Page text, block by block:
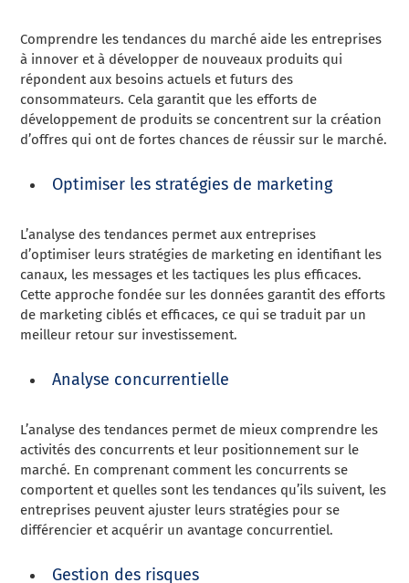
Comprendre les tendances du marché aide les entreprises
à innover et à développer de nouveaux produits qui
répondent aux besoins actuels et futurs des
consommateurs. Cela garantit que les efforts de
développement de produits se concentrent sur la création
d’offres qui ont de fortes chances de réussir sur le marché.
Optimiser les stratégies de marketing
L’analyse des tendances permet aux entreprises
d’optimiser leurs stratégies de marketing en identifiant les
canaux, les messages et les tactiques les plus efficaces.
Cette approche fondée sur les données garantit des efforts
de marketing ciblés et efficaces, ce qui se traduit par un
meilleur retour sur investissement.
Analyse concurrentielle
L’analyse des tendances permet de mieux comprendre les
activités des concurrents et leur positionnement sur le
marché. En comprenant comment les concurrents se
comportent et quelles sont les tendances qu’ils suivent, les
entreprises peuvent ajuster leurs stratégies pour se
différencier et acquérir un avantage concurrentiel.
Gestion des risques